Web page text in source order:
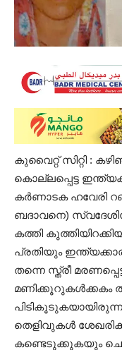
കുവൈറ്റ്‌ സിറ്റി :
കൊല്ലപ്പെട്ട
കർണാടക ഹവേരി
ബദാവനെ)
കത്തി
പ്രതിയും
തന്നെ സ്ത്രീ
മണിക്കൂറുകൾക്കകം
തെളിവുകൾ
കണ്ടെടുക്കുകയും